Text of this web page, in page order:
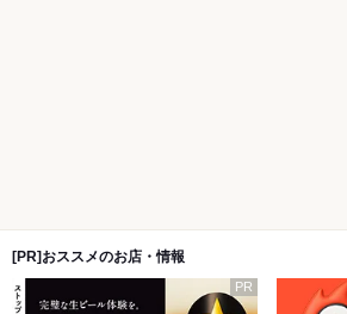
[PR]おススメのお店・情報
PR